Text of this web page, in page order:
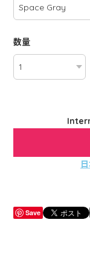
数量
Save